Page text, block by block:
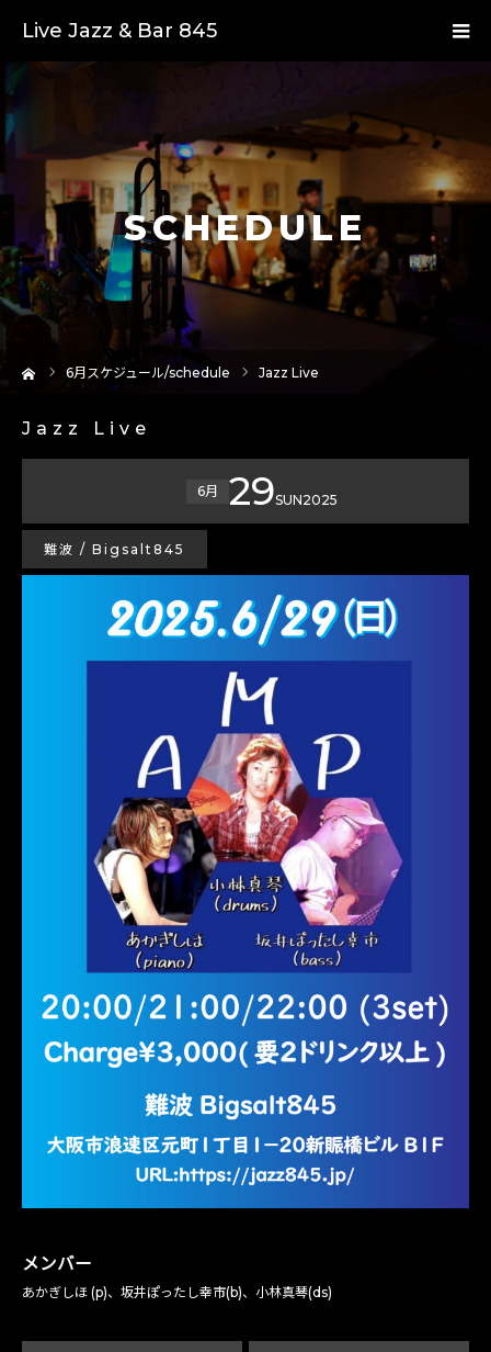
Live Jazz & Bar 845
SCHEDULE
6月スケジュール/schedule Jazz Live
Jazz Live
6月 29SUN2025
難波 / Bigsalt845
メンバー
あかぎしほ (p)、坂井ぽったし幸市(b)、小林真琴(ds)